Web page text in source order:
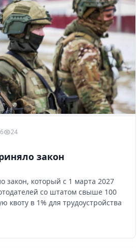
24
закон
закон, который с 1 марта 2027
со штатом свыше 100
квоту в 1% для трудоустройства